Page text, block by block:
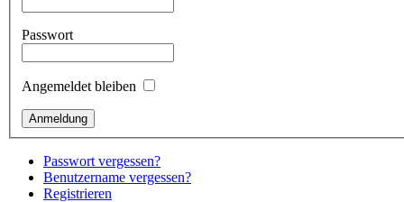
Passwort
Angemeldet bleiben
Passwort vergessen?
Benutzername vergessen?
Registrieren